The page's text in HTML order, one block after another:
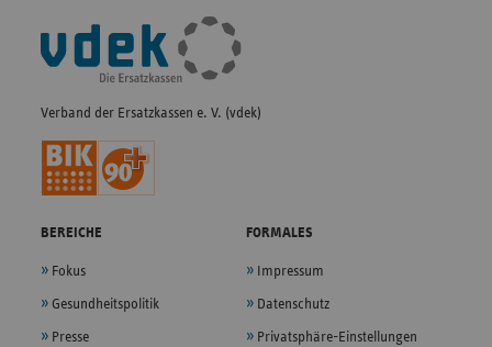
Fußleisten-
Navigation
Verband der Ersatzkassen e. V. (vdek)
BEREICHE
Fokus
Gesundheitspolitik
Presse
FORMALES
Impressum
Datenschutz
Privatsphäre-Einstellungen